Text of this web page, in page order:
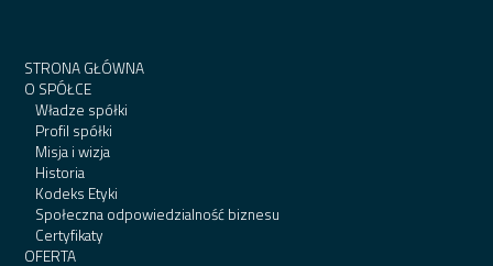
STRONA GŁÓWNA
O SPÓŁCE
Władze spółki
Profil spółki
Misja i wizja
Historia
Kodeks Etyki
Społeczna odpowiedzialność biznesu
Certyfikaty
OFERTA